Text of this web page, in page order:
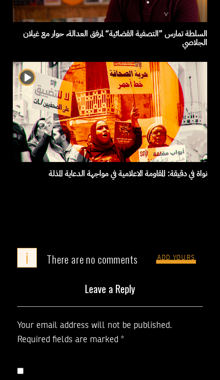
السلطة تمارس ”التصفية القضائية“ لمرفق العدالة، حوار مع غيلان
الجلاصي
نواة في دقيقة: المقاومة الاعلامية في مواجهة الدعاية المذلة
i There are no comments ADD YOURS
Leave a Reply
Your email address will not be published.
Required fields are marked *